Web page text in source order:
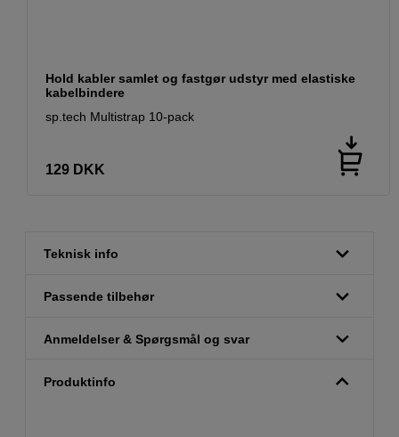
Hold kabler samlet og fastgør udstyr med elastiske
kabelbindere
sp.tech Multistrap 10-pack
129 DKK
Teknisk info
Passende tilbehør
Anmeldelser & Spørgsmål og svar
Produktinfo